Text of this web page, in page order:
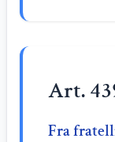
Art.
Fra